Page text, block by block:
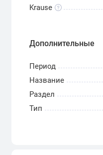
Krause
Дополнительные
Период
Название
Раздел
Тип